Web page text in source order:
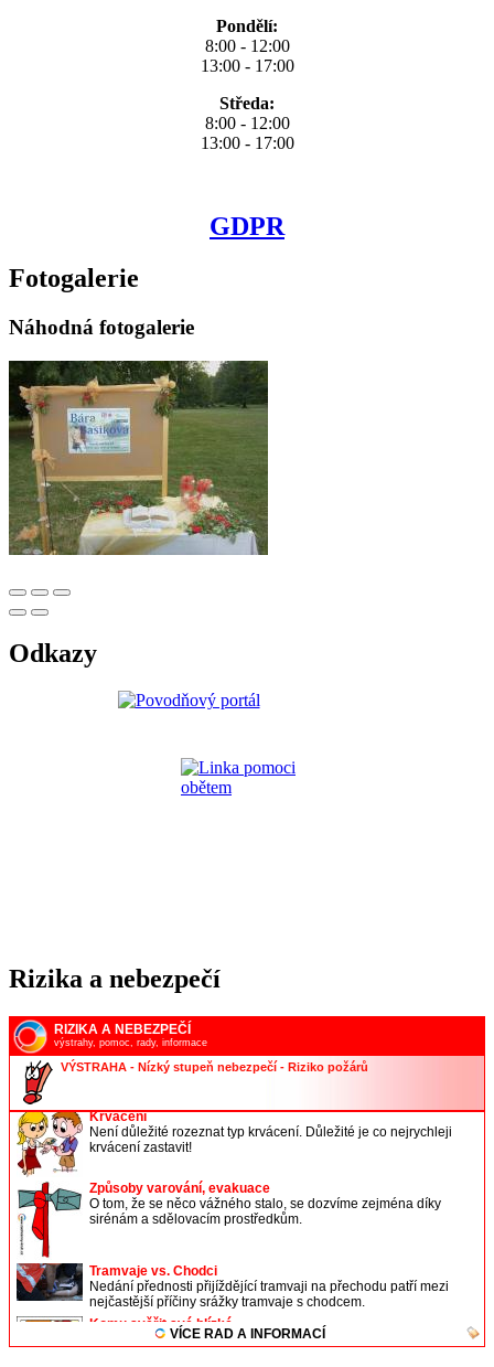
Pondělí:
8:00 - 12:00
13:00 - 17:00
Středa:
8:00 - 12:00
13:00 - 17:00
GDPR
Fotogalerie
Náhodná fotogalerie
Odkazy
Rizika a nebezpečí